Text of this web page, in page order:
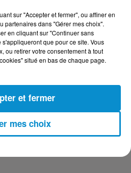
- 23/07/26
- 22/07/26
sur "Accepter et fermer", ou affiner en
partenaires dans "Gérer mes choix".
en cliquant sur "Continuer sans
que pour ce site. Vous
ou retirer votre consentement à tout
situé en bas de chaque page.
mes choix
et fermer